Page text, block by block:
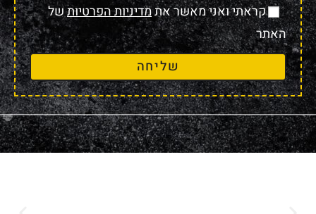
קראתי ואני מאשר אתמדיניות הפרטיותשל
האתר
שליחה